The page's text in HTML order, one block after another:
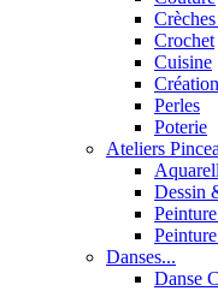
Crochet
Cuisine
Perles
Poterie
Ateliers
Dessin
Danses...
Danse